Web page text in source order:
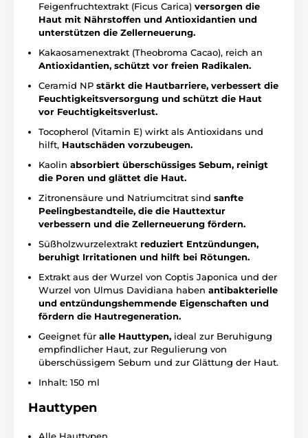
Feigenfruchtextrakt (Ficus Carica) versorgen die
Haut mit Nährstoffen und Antioxidantien und
unterstützen die Zellerneuerung.
Kakaosamenextrakt (Theobroma Cacao), reich an
Antioxidantien, schützt vor freien Radikalen.
Ceramid NP stärkt die Hautbarriere, verbessert die
Feuchtigkeitsversorgung und schützt die Haut
vor Feuchtigkeitsverlust.
Tocopherol (Vitamin E) wirkt als Antioxidans und
hilft, Hautschäden vorzubeugen.
Kaolin absorbiert überschüssiges Sebum, reinigt
die Poren und glättet die Haut.
Zitronensäure und Natriumcitrat sind sanfte
Peelingbestandteile, die die Hauttextur
verbessern und die Zellerneuerung fördern.
Süßholzwurzelextrakt reduziert Entzündungen,
beruhigt Irritationen und hilft bei Rötungen.
Extrakt aus der Wurzel von Coptis Japonica und der
Wurzel von Ulmus Davidiana haben antibakterielle
und entzündungshemmende Eigenschaften und
fördern die Hautregeneration.
Geeignet für alle Hauttypen, ideal zur Beruhigung
empfindlicher Haut, zur Regulierung von
überschüssigem Sebum und zur Glättung der Haut.
Inhalt: 150 ml
Hauttypen